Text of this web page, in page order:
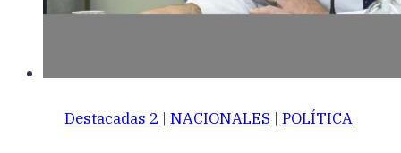
Destacadas 2 | NACIONALES | POLÍTICA